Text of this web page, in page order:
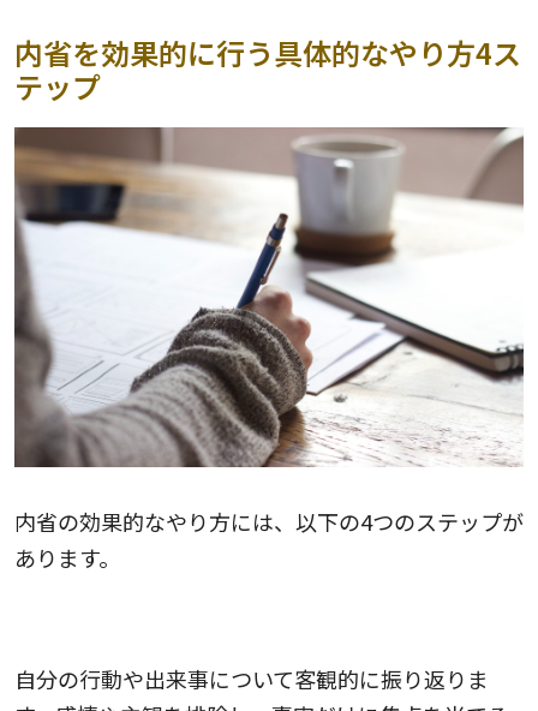
内省を効果的に行う具体的なやり方4ス
テップ
内省の効果的なやり方には、以下の4つのステップが
あります。
自分の行動や出来事について客観的に振り返りま